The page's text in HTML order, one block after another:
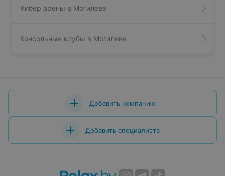
Кибер арены в Могилеве
Консольные клубы в Могилеве
Добавить компанию
Добавить специалиста